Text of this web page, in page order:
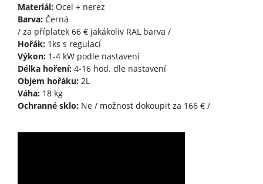
Materiál:Ocel + nerez
Barva:Černá
/ za příplatek 66 € jakákoliv RAL barva /
Hořák:1ks s regulací
Výkon:1-4 kW podle nastavení
Délka hoření:4-16 hod. dle nastavení
Objem hořáku:2L
Váha:18 kg
Ochranné sklo:Ne / možnost dokoupit za 166 € /